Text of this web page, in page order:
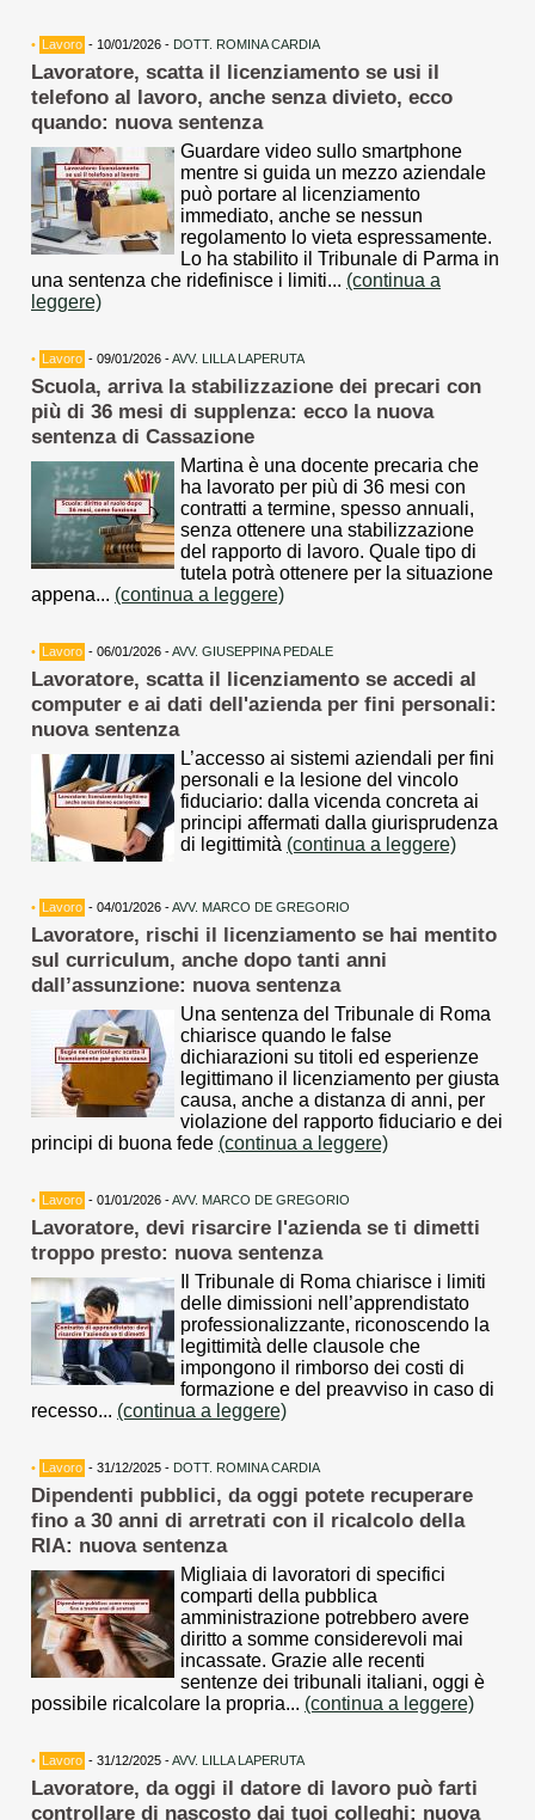
• Lavoro - 10/01/2026 - DOTT. ROMINA CARDIA
Lavoratore, scatta il licenziamento se usi il
telefono al lavoro, anche senza divieto, ecco
quando: nuova sentenza
Guardare video sullo smartphone
mentre si guida un mezzo aziendale
può portare al licenziamento
immediato, anche se nessun
regolamento lo vieta espressamente.
Lo ha stabilito il Tribunale di Parma in
una sentenza che ridefinisce i limiti... (continua a
leggere)
• Lavoro - 09/01/2026 -AVV. LILLA LAPERUTA
Scuola, arriva la stabilizzazione dei precari con
più di 36 mesi di supplenza: ecco la nuova
sentenza di Cassazione
Martina è una docente precaria che
ha lavorato per più di 36 mesi con
contratti a termine, spesso annuali,
senza ottenere una stabilizzazione
del rapporto di lavoro. Quale tipo di
tutela potrà ottenere per la situazione
appena... (continua a leggere)
• Lavoro - 06/01/2026 -AVV. GIUSEPPINA PEDALE
Lavoratore, scatta il licenziamento se accedi al
computer e ai dati dell'azienda per fini personali:
nuova sentenza
L’accesso ai sistemi aziendali per fini
personali e la lesione del vincolo
fiduciario: dalla vicenda concreta ai
principi affermati dalla giurisprudenza
di legittimità (continua a leggere)
• Lavoro - 04/01/2026 -AVV. MARCO DE GREGORIO
Lavoratore, rischi il licenziamento se hai mentito
sul curriculum, anche dopo tanti anni
dall’assunzione: nuova sentenza
Una sentenza del Tribunale di Roma
chiarisce quando le false
dichiarazioni su titoli ed esperienze
legittimano il licenziamento per giusta
causa, anche a distanza di anni, per
violazione del rapporto fiduciario e dei
principi di buona fede (continua a leggere)
• Lavoro - 01/01/2026 -AVV. MARCO DE GREGORIO
Lavoratore, devi risarcire l'azienda se ti dimetti
troppo presto: nuova sentenza
Il Tribunale di Roma chiarisce i limiti
delle dimissioni nell’apprendistato
professionalizzante, riconoscendo la
legittimità delle clausole che
impongono il rimborso dei costi di
formazione e del preavviso in caso di
recesso... (continua a leggere)
• Lavoro - 31/12/2025 - DOTT. ROMINA CARDIA
Dipendenti pubblici, da oggi potete recuperare
fino a 30 anni di arretrati con il ricalcolo della
RIA: nuova sentenza
Migliaia di lavoratori di specifici
comparti della pubblica
amministrazione potrebbero avere
diritto a somme considerevoli mai
incassate. Grazie alle recenti
sentenze dei tribunali italiani, oggi è
possibile ricalcolare la propria... (continua a leggere)
• Lavoro - 31/12/2025 -AVV. LILLA LAPERUTA
Lavoratore, da oggi il datore di lavoro può farti
controllare di nascosto dai tuoi colleghi: nuova